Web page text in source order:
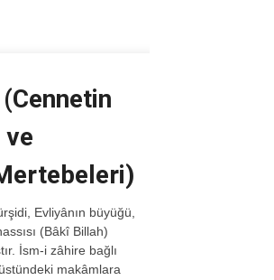
(Bâkî Billah)
İsm-i zâhire bağlı
makâmlara